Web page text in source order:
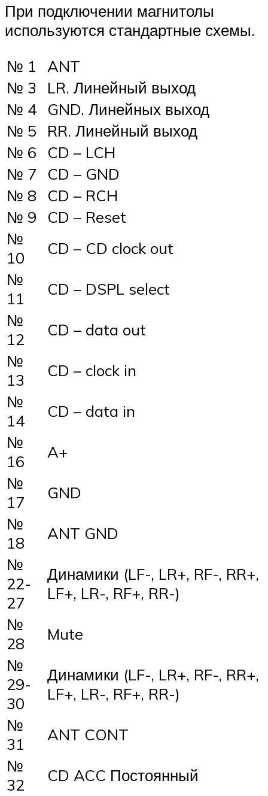
При подключении магнитолы
используются стандартные схемы.
№ 1
ANT
№ 3
LR. Линейный выход
№ 4
GND. Линейных выход
№ 5
RR. Линейный выход
№ 6
CD – LCH
№ 7
CD – GND
№ 8
CD – RCH
№ 9
CD – Reset
№
10
CD – CD clock out
№
11
CD – DSPL select
№
12
CD – data out
№
13
CD – clock in
№
14
CD – data in
№
16
A+
№
17
GND
№
18
ANT GND
№
22-
27
Динамики (LF-, LR+, RF-, RR+,
LF+, LR-, RF+, RR-)
№
28
Mute
№
29-
30
Динамики (LF-, LR+, RF-, RR+,
LF+, LR-, RF+, RR-)
№
31
ANT CONT
№
32
CD ACC Постоянный